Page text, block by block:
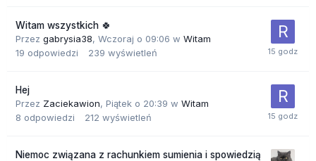
Witam wszystkich 🍀
Przez gabrysia38, Wczoraj o 09:06 w Witam
19 odpowiedzi 239 wyświetleń
Hej
Przez Zaciekawion, Piątek o 20:39 w Witam
8 odpowiedzi 212 wyświetleń
Niemoc związana z rachunkiem sumienia i spowiedzią